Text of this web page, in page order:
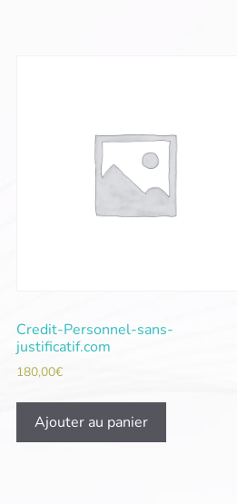
Credit-Personnel-sans-
justificatif.com
180,00€
Ajouter au panier